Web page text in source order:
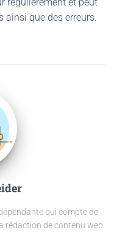
ainsi que des erreurs.
qui compte de
rédaction de contenu web.